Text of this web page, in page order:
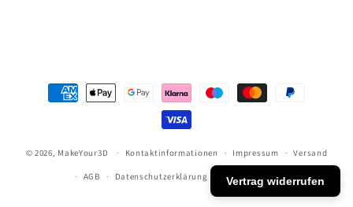
Zahlungsmethoden
© 2026, MakeYour3D Kontaktinformationen Impressum Versand
AGB Datenschutzerklärung Widerrufsrecht
Vertrag widerrufen